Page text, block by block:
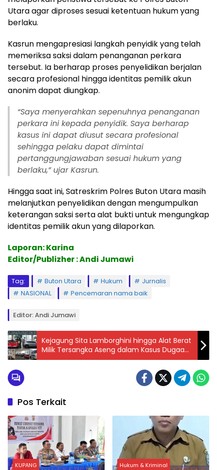
Utara agar diproses sesuai ketentuan hukum yang
berlaku.
Kasrun mengapresiasi langkah penyidik yang telah
memeriksa saksi dalam penanganan perkara
tersebut. Ia berharap proses penyelidikan berjalan
secara profesional hingga identitas pemilik akun
anonim dapat diungkap.
“Saya menyerahkan sepenuhnya penanganan
perkara ini kepada penyidik. Saya berharap
kasus ini dapat diusut secara profesional
sehingga pelaku dapat dimintai
pertanggungjawaban sesuai hukum yang
berlaku,” ujar Kasrun.
Hingga saat ini, Satreskrim Polres Buton Utara masih
melanjutkan penyelidikan dengan mengumpulkan
keterangan saksi serta alat bukti untuk mengungkap
identitas pemilik akun yang dilaporkan.
Laporan: Karina
Editor/Publizher : Andi Jumawi
Tag: Buton Utara Hukum
Jurnalis
NASIONAL
Pencemaran nama baik
Editor: Andi Jumawi
Kejagung Sita Lamborghini hingga Alat Berat
Milik Tersangka Aseng dalam Kasus Dugaan
Korupsi IUP PT QSS
Pos Terkait
KUPANG Hukum & Kriminal